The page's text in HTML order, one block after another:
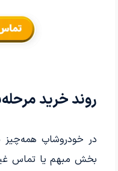
روند خرید
در خودروشاپ
بخش مبهم یا تماس